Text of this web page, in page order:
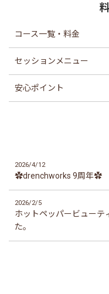
コース一覧・料金
セッションメニュー
安心ポイント
2026/4/12
✿drenchworks 9周年✿
2026/2/5
ホットペッパービューテ
た。